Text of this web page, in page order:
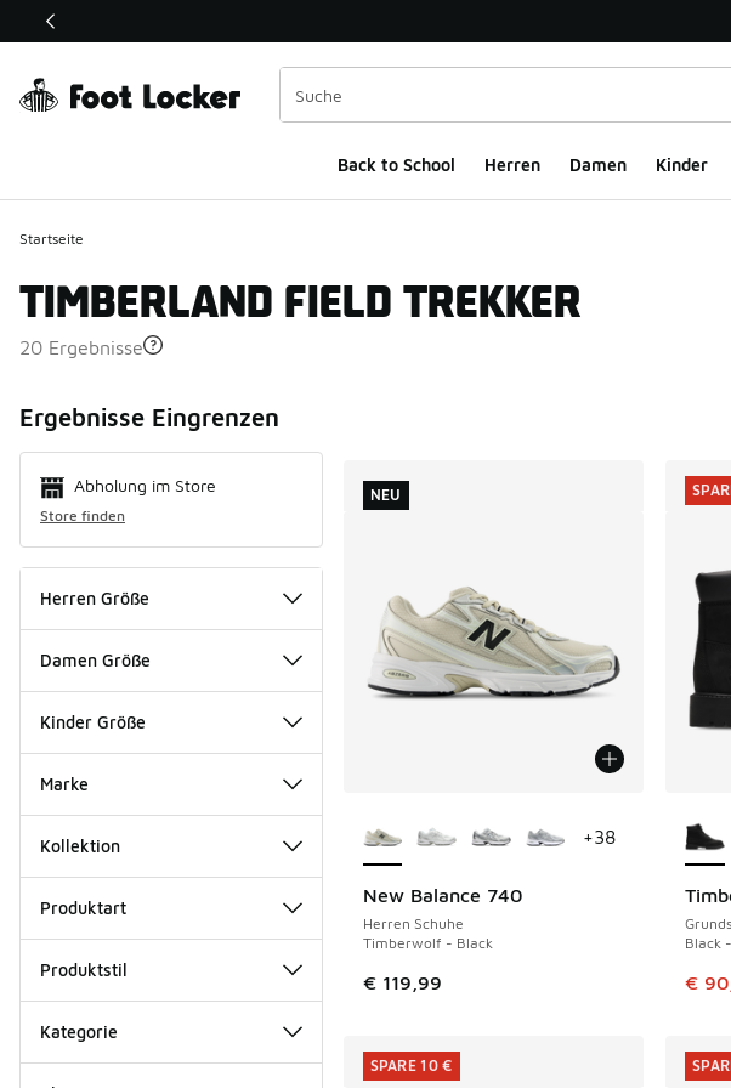
Dieser Link öffnet sich in einem neuen Fenster
Back to School Herren Damen Kinder
Startseite
TIMBERLAND FIELD TREKKER
20 Ergebnisse
Ergebnisse Eingrenzen
Abholung im Store
Store finden
Herren Größe
Damen Größe
Kinder Größe
Marke
Kollektion
Produktart
Produktstil
Kategorie
New Balance 740
Herren Schuhe
Timberwolf - Black
€ 119,99
NEU
+38
NEU
Black
€
SPARE 10 €